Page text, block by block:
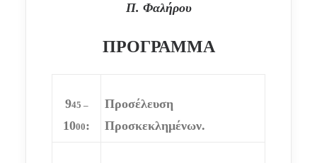
Π. Φαλήρου
ΠΡΟΓΡΑΜΜΑ
945 –
1000:
Προσέλευση
Προσκεκλημένων.